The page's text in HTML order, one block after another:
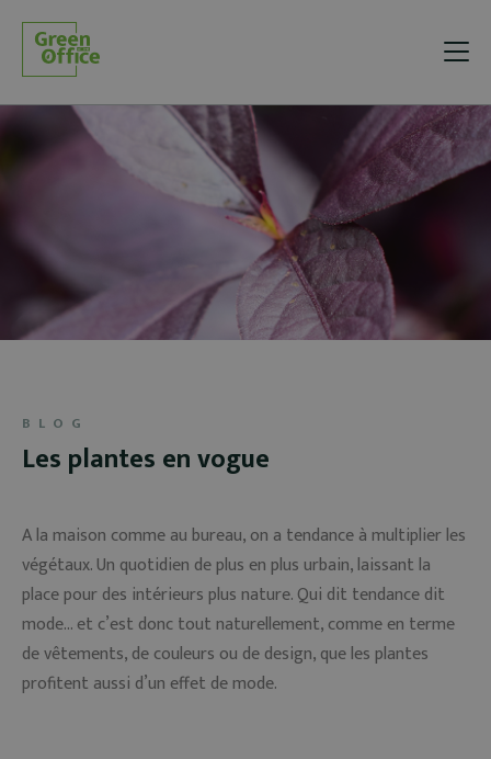
BLOG
Les plantes en vogue
A la maison comme au bureau, on a tendance à multiplier les
végétaux. Un quotidien de plus en plus urbain, laissant la
place pour des intérieurs plus nature. Qui dit tendance dit
mode… et c’est donc tout naturellement, comme en terme
de vêtements, de couleurs ou de design, que les plantes
profitent aussi d’un effet de mode.